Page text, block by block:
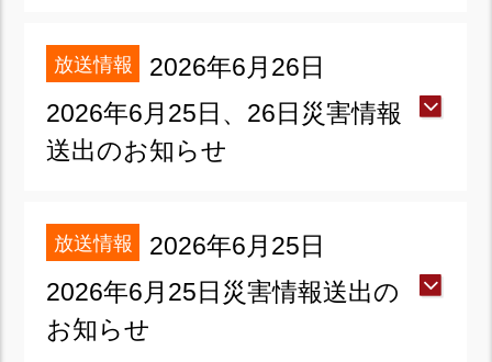
放送情報
2026年6月26日
2026年6月25日、26日災害情報
送出のお知らせ
放送情報
2026年6月25日
2026年6月25日災害情報送出の
お知らせ